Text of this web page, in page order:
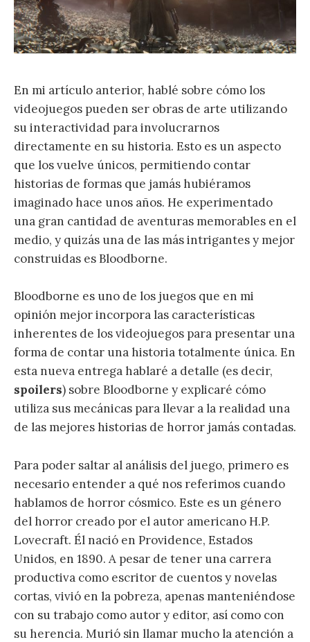
En mi artículo anterior, hablé sobre cómo los
videojuegos pueden ser obras de arte utilizando
su interactividad para involucrarnos
directamente en su historia. Esto es un aspecto
que los vuelve únicos, permitiendo contar
historias de formas que jamás hubiéramos
imaginado hace unos años. He experimentado
una gran cantidad de aventuras memorables en el
medio, y quizás una de las más intrigantes y mejor
construidas es Bloodborne.
Bloodborne es uno de los juegos que en mi
opinión mejor incorpora las características
inherentes de los videojuegos para presentar una
forma de contar una historia totalmente única. En
esta nueva entrega hablaré a detalle (es decir,
spoilers) sobre Bloodborne y explicaré cómo
utiliza sus mecánicas para llevar a la realidad una
de las mejores historias de horror jamás contadas.
Para poder saltar al análisis del juego, primero es
necesario entender a qué nos referimos cuando
hablamos de horror cósmico. Este es un género
del horror creado por el autor americano H.P.
Lovecraft. Él nació en Providence, Estados
Unidos, en 1890. A pesar de tener una carrera
productiva como escritor de cuentos y novelas
cortas, vivió en la pobreza, apenas manteniéndose
con su trabajo como autor y editor, así como con
su herencia. Murió sin llamar mucho la atención a